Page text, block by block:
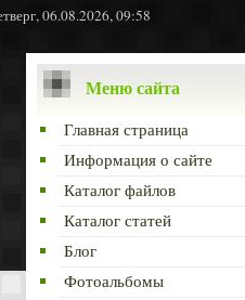
06.08.2026, 09:58
Меню сайта
Главная страница
Информация о сайте
Каталог файлов
Каталог статей
Блог
Фотоальбомы